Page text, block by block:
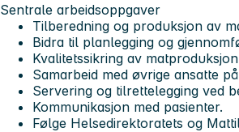
Sentrale arbeidsoppgaver
Tilberedning og produksjon av
Bidra til planlegging og
Kvalitetssikring av
Samarbeid med øvrige ansatte
Servering og tilrettelegging ved
Kommunikasjon med pasienter.
Følge Helsedirektoratets og